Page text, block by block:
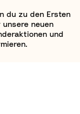
du zu den Ersten
neuen
und